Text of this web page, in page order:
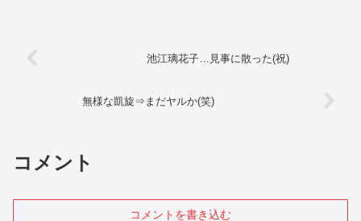
池江璃花子…見事に散った(祝)
無様な凱旋⇒まだヤルか(笑)
コメント
コメントを書き込む